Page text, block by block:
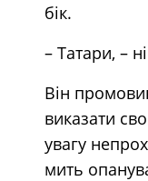
бік.
– Татари, –
Він
виказати
увагу
мить